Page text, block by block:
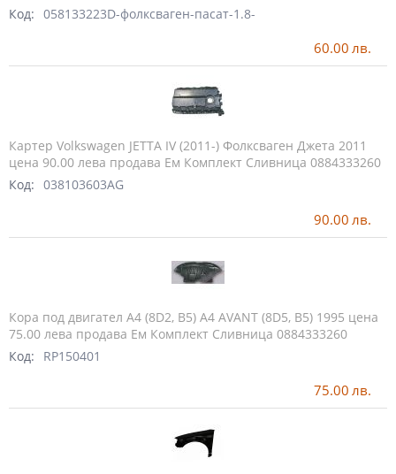
Код: 058133223D-фолксваген-пасат-1.8-
60.00 лв.
Картер Volkswagen JETTA IV (2011-) Фолксваген Джета 2011
цена 90.00 лева продава Ем Комплект Сливница 0884333260
Код: 038103603AG
90.00 лв.
Кора под двигател A4 (8D2, B5) A4 AVANT (8D5, B5) 1995 цена
75.00 лева продава Ем Комплект Сливница 0884333260
Код:
RP150401
75.00 лв.